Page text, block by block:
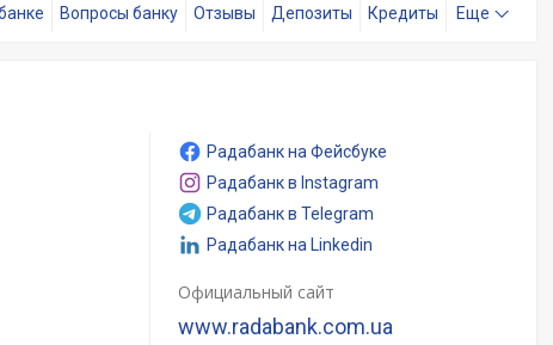
Вопросы банку Отзывы Депозиты Кредиты Еще
Радабанк на Фейсбуке
Радабанк в Instagram
Радабанк в Telegram
Радабанк на Linkedin
Официальный сайт
www.radabank.com.ua